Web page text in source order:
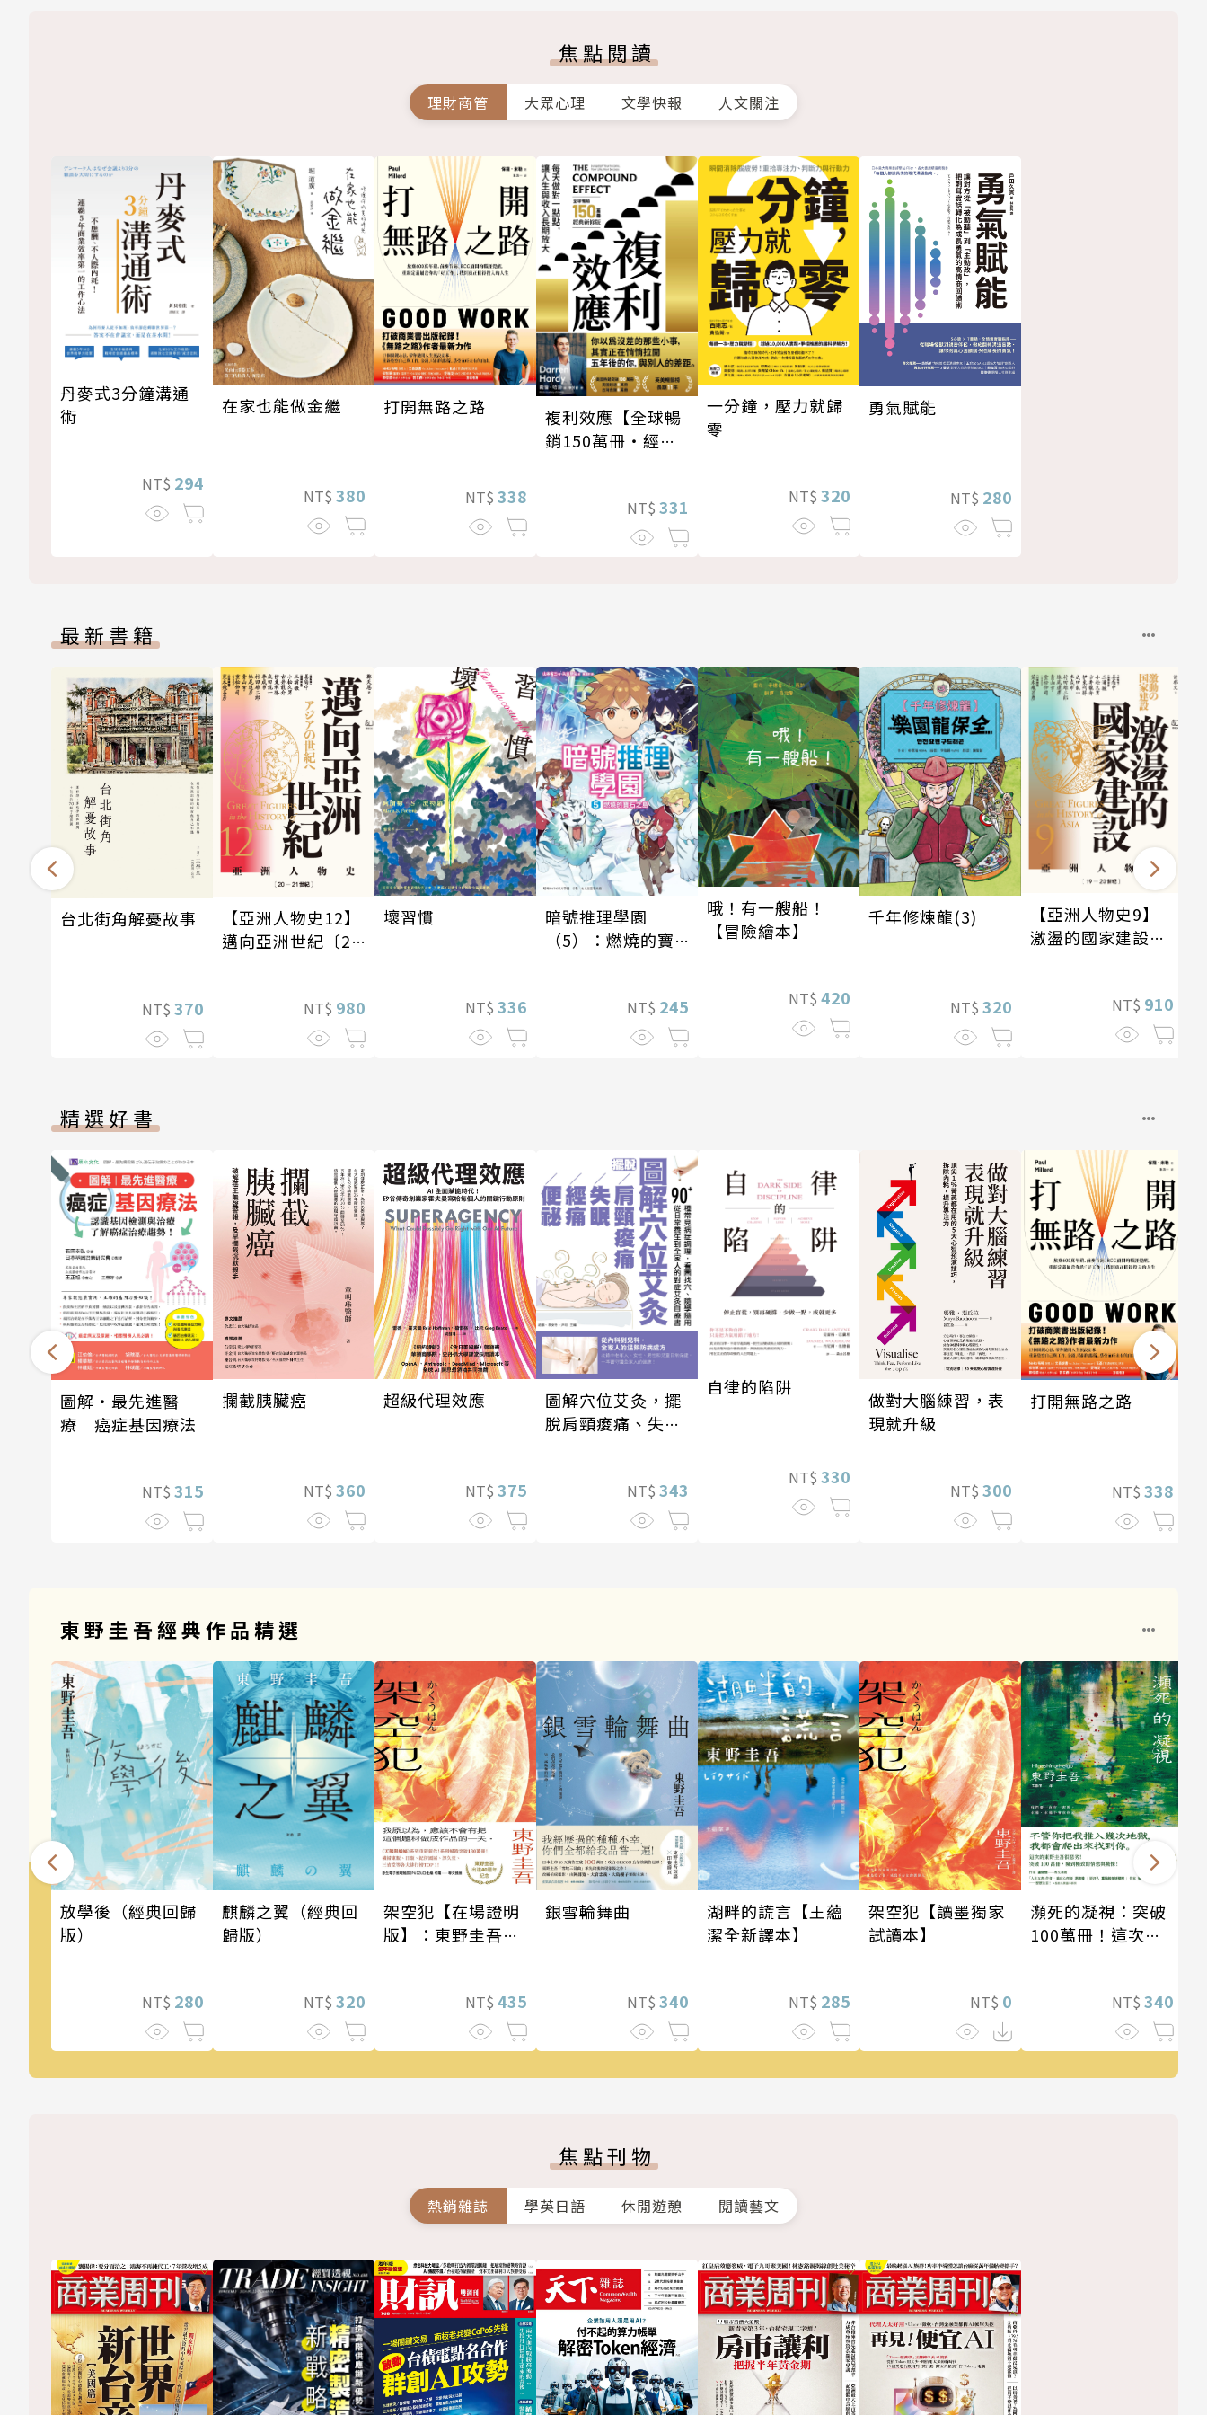
焦點閱讀
理財商管 大眾心理 文學快報 人文關注
丹麥式3分鐘溝通
術
NT$ 294
在家也能做金繼
NT$ 380
打開無路之路
NT$ 338
複利效應【全球暢
銷150萬冊・經典
NT$ 331
一分鐘，壓力就歸
零
NT$ 320
勇氣賦能
NT$ 280
最新書籍
台北街角解憂故事
NT$ 370
【亞洲人物史12】
邁向亞洲世紀〔20
NT$ 980
壞習慣
NT$ 336
暗號推理學園
（5）：燃燒的寶
NT$ 245
哦！有一艘船！
【冒險繪本】
NT$ 420
千年修煉龍(3)
NT$ 320
【亞洲人物史9】
激盪的國家建設
NT$ 910
精選好書
圖解‧最先進醫
療 癌症基因療法
NT$ 315
攔截胰臟癌
NT$ 360
超級代理效應
NT$ 375
圖解穴位艾灸，擺
脫肩頸痠痛、失
NT$ 343
自律的陷阱
NT$ 330
做對大腦練習，表
現就升級
NT$ 300
打開無路之路
NT$ 338
東野圭吾經典作品精選
放學後（經典回歸
版）
NT$ 280
麒麟之翼（經典回
歸版）
NT$ 320
架空犯【在場證明
版】：東野圭吾出
列重磅新作！
NT$ 435
銀雪輪舞曲
NT$ 340
湖畔的謊言【王蘊
潔全新譯本】
NT$ 285
架空犯【讀墨獨家
試讀本】
NT$ 0
瀕死的凝視：突破
100萬冊！這次的
NT$ 340
焦點刊物
熱銷雜誌 學英日語 休閒遊憩 閱讀藝文